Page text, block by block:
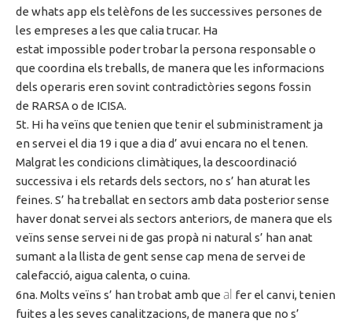
de whats app els telèfons de les successives persones de
les empreses a les que calia trucar. Ha
estat impossible poder trobar la persona responsable o
que coordina els treballs, de manera que les informacions
dels operaris eren sovint contradictòries segons fossin
de RARSAo de ICISA.
5t. Hi ha veïns que tenien que tenir el subministrament ja
en servei el dia 19 i que a diad’ avui encara no el tenen.
Malgrat les condicions climàtiques, la descoordinació
successiva i els retards dels sectors, no s’ hanaturat les
feines. S’ hatreballat en sectors amb data posterior sense
haver donat servei als sectors anteriors, de manera que els
veïns sense servei ni de gas propà ni natural s’ hananat
sumant a la llista de gent sense cap mena de servei de
calefacció, aigua calenta, o cuina.
6na. Molts veïns s’ hantrobat amb que al fer el canvi, tenien
fuites a les seves canalitzacions, de manera que no s’